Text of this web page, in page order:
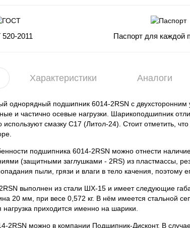
2011 Паспорт для каждой
Характеристики Аналоги
однорядный подшипник 6014-2RSN с
и частично осевые нагрузки. Шарикоподшипник
используют смазку С17 (Литол-24). Стоит отметить,
подшипника 6014-2RSN можно отнести
(защитными заглушками - 2RS) из пластмассы,
пыли, грязи и влаги в тело качения, поэтому
выполнен из стали ШХ-15 и имеет следующие
20 мм, при весе 0,572 кг. В нём имеется стальной
приходится именно на шарики.
2RSN можно в компании Подшипник-Дисконт. В